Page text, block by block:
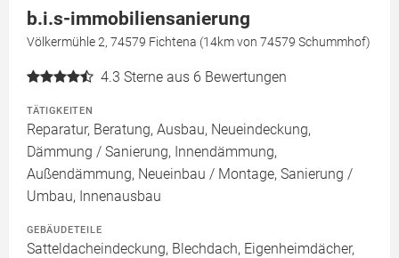
b.i.s-immobiliensanierung
Völkermühle 2, 74579 Fichtena (14km von 74579 Schummhof)
4.3 Sterne aus 6 Bewertungen
TÄTIGKEITEN
Reparatur, Beratung, Ausbau, Neueindeckung,
Dämmung / Sanierung, Innendämmung,
Außendämmung, Neueinbau / Montage, Sanierung /
Umbau, Innenausbau
GEBÄUDETEILE
Satteldacheindeckung, Blechdach, Eigenheimdächer,